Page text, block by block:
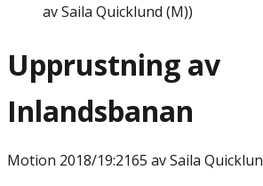
av Saila Quicklund (M))
Upprustning av
Inlandsbanan
Motion 2018/19:2165 av Saila